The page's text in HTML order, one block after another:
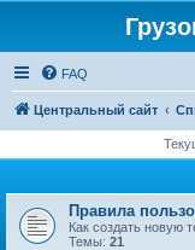
FAQ
Центральный сайт
Правила
Как создать новую
Темы: 21